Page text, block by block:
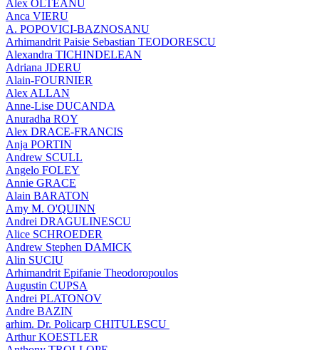
Alex OLTEANU
Anca VIERU
A. POPOVICI-BAZNOSANU
Arhimandrit Paisie Sebastian TEODORESCU
Alexandra TICHINDELEAN
Adriana JDERU
Alain-FOURNIER
Alex ALLAN
Anne-Lise DUCANDA
Anuradha ROY
Alex DRACE-FRANCIS
Anja PORTIN
Andrew SCULL
Angelo FOLEY
Annie GRACE
Alain BARATON
Amy M. O'QUINN
Andrei DRAGULINESCU
Alice SCHROEDER
Andrew Stephen DAMICK
Alin SUCIU
Arhimandrit Epifanie Theodoropoulos
Augustin CUPSA
Andrei PLATONOV
Andre BAZIN
arhim. Dr. Policarp CHITULESCU
Arthur KOESTLER